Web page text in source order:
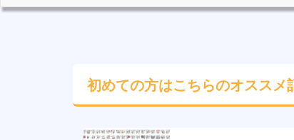
初めての方はこちらのオススメ